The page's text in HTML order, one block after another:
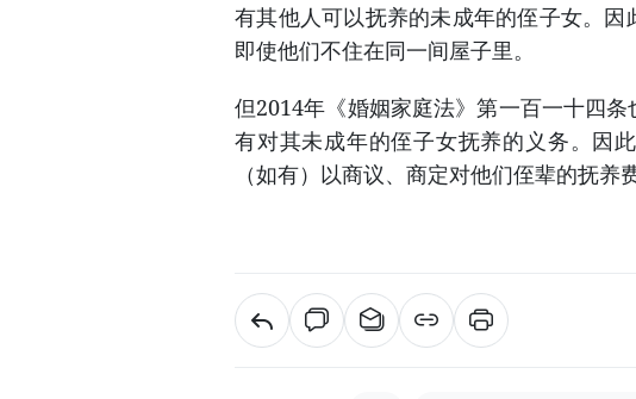
有其他人可以抚养的未成年的侄子女。因
即使他们不住在同一间屋子里。
但2014年《婚姻家庭法》第一百一十四
有对其未成年的侄子女抚养的义务。因
（如有）以商议、商定对他们侄辈的抚